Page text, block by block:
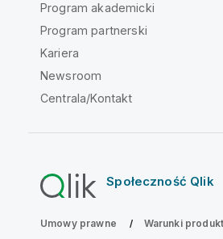
Program akademicki
Program partnerski
Kariera
Newsroom
Centrala/Kontakt
Społeczność Qlik
Umowy prawne
Warunki